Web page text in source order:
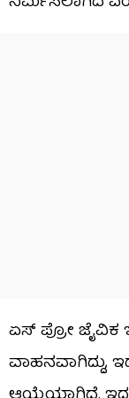
ಏಸ್‌ ಪ್ರೋ ಜೈವಿಕ